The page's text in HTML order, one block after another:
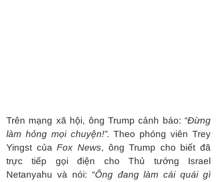
Trên mạng xã hội, ông Trump cảnh báo: “Đừng
làm hỏng mọi chuyện!”.Theo phóng viên Trey
Yingst củaFox News, ông Trump cho biết đã
trực tiếp gọi điện cho Thủ tướng Israel
Netanyahu và nói: “Ông đang làm cái quái gì